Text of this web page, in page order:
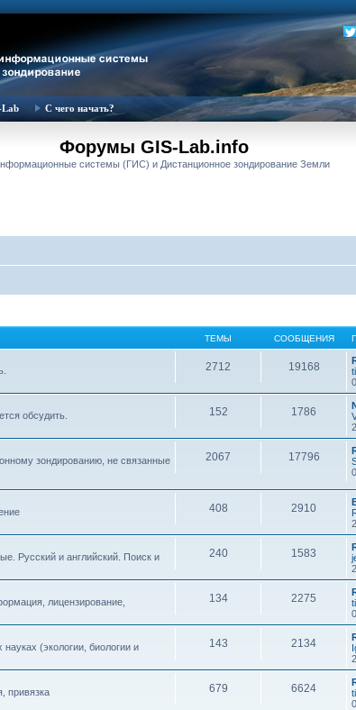
С чего начать?
Форумы GIS-Lab.info
системы (ГИС) и Дистанционное зондирование Земли
ТЕМЫ СООБЩЕНИЯ
2712 19168
обсудить. 152 1786
зондированию, не связанные
2067 17796
408 2910
Русский и английский. Поиск и
240 1583
лицензирование,
134 2275
(экологии, биологии и
143 2134
привязка 679 6624